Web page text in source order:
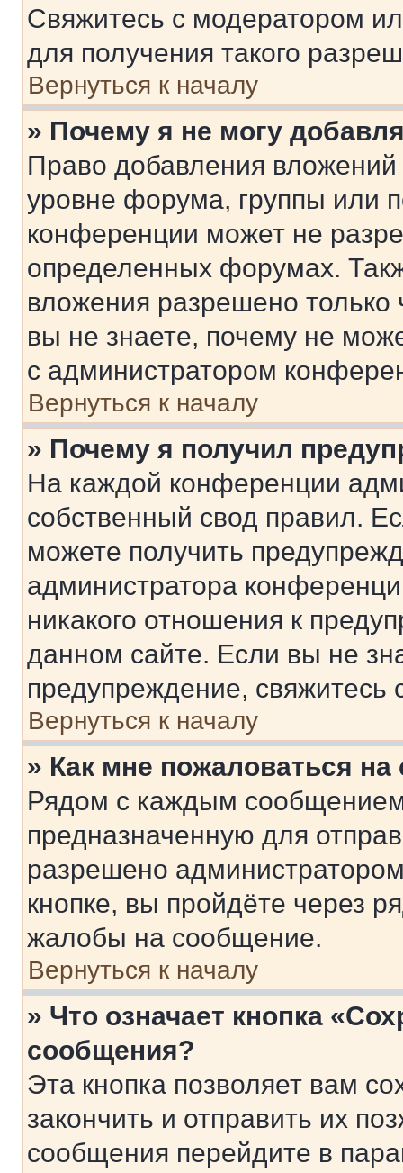
Свяжитесь с модератором
для получения такого
Вернуться к началу
» Почему я не могу
Право добавления
уровне форума, группы или
конференции может не
определенных форумах.
вложения разрешено
вы не знаете, почему не
с администратором
Вернуться к началу
» Почему я получил
На каждой конференции
собственный свод правил.
можете получить
администратора
никакого отношения к
данном сайте. Если вы не
предупреждение,
Вернуться к началу
» Как мне пожаловаться
Рядом с каждым сообщением
предназначенную для
разрешено
кнопке, вы пройдёте через
жалобы на сообщение.
Вернуться к началу
» Что означает кнопка
сообщения?
Эта кнопка позволяет вам
закончить и отправить их
сообщения перейдите в